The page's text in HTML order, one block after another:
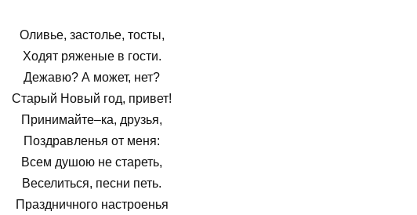
Оливье, застолье, тосты,
Ходят ряженые в гости.
Дежавю? А может, нет?
Старый Новый год, привет!
Принимайте–ка, друзья,
Поздравленья от меня:
Всем душою не стареть,
Веселиться, песни петь.
Праздничного настроенья